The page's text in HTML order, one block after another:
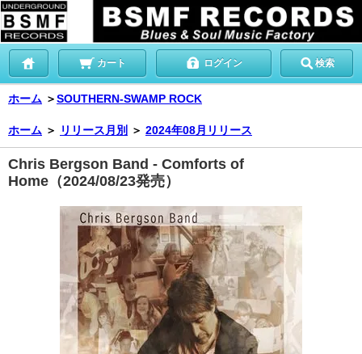
カート ログイン 検索
ホーム ＞SOUTHERN-SWAMP ROCK
ホーム ＞ リリース月別 ＞ 2024年08月リリース
Chris Bergson Band - Comforts of
Home（2024/08/23発売）